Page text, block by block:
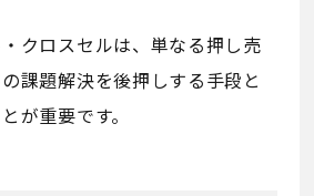
クロスセルは、単なる押し売
課題解決を後押しする手段と
が重要です。